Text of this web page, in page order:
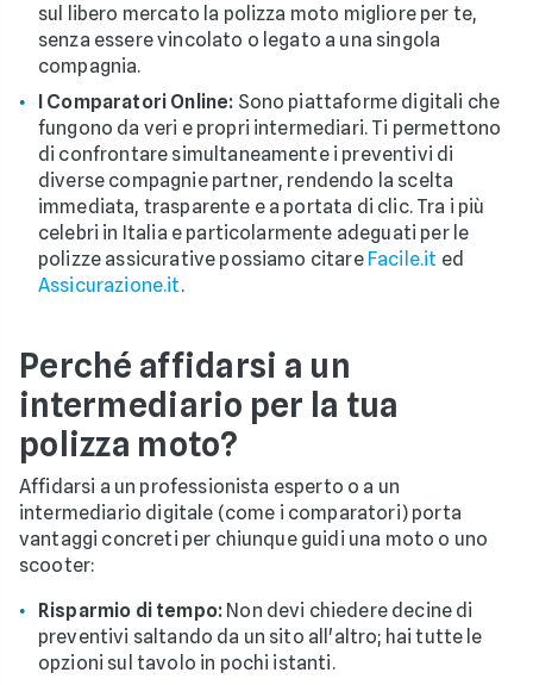
sul libero mercato la polizza moto migliore per te,
senza essere vincolato o legato a una singola
compagnia.
I Comparatori Online: Sono piattaforme digitali che
fungono da veri e propri intermediari. Ti permettono
di confrontare simultaneamente i preventivi di
diverse compagnie partner, rendendo la scelta
immediata, trasparente e a portata di clic. Tra i più
celebri in Italia e particolarmente adeguati per le
polizze assicurative possiamo citare Facile.it ed
Assicurazione.it.
Perché affidarsi a un
intermediario per la tua
polizza moto?
Affidarsi a un professionista esperto o a un
intermediario digitale (come i comparatori) porta
vantaggi concreti per chiunque guidi una moto o uno
scooter:
Risparmio di tempo: Non devi chiedere decine di
preventivi saltando da un sito all'altro; hai tutte le
opzioni sul tavolo in pochi istanti.